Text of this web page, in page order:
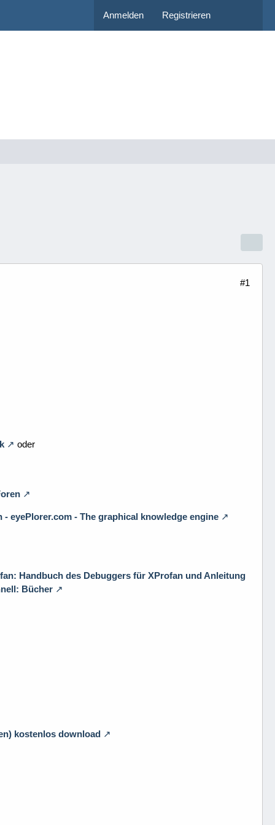
Anmelden Registrieren
#1
oder
- eyePlorer.com - The graphical knowledge engine
Handbuch des Debuggers für XProfan und Anleitung
Bücher
kostenlos download